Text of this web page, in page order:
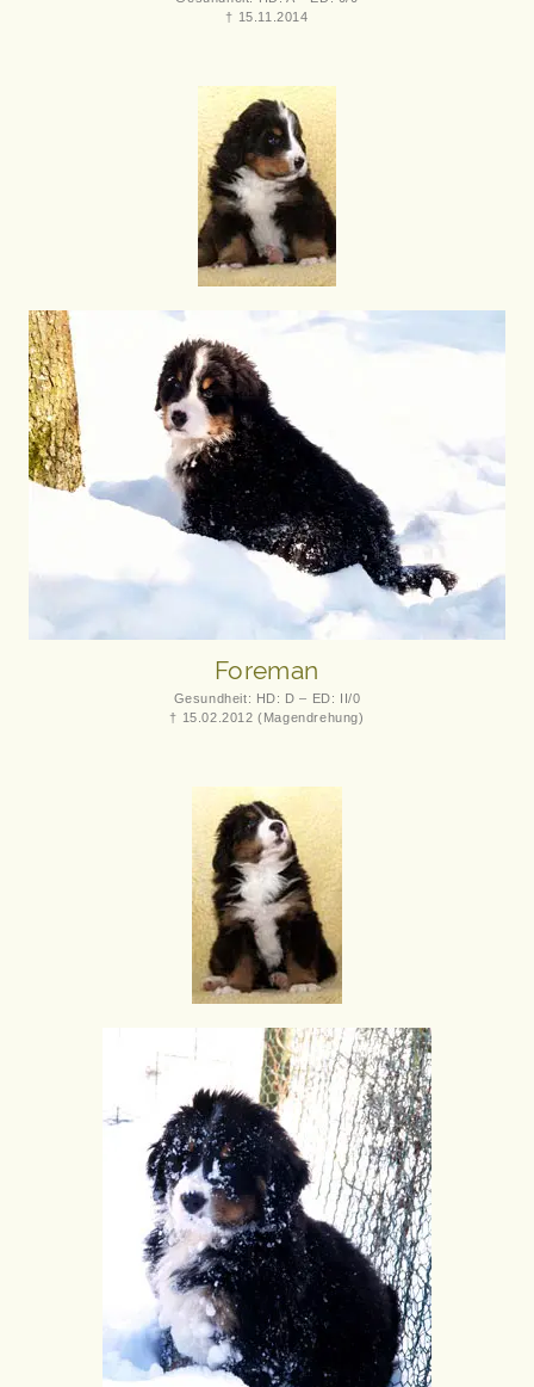
† 15.11.2014
Foreman
Gesundheit: HD: D – ED: II/0
† 15.02.2012 (Magendrehung)